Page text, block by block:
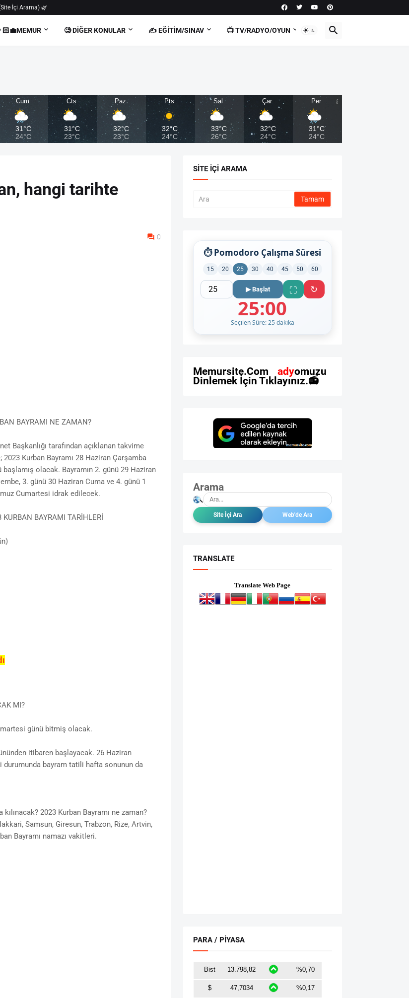
İçi Arama) 🌿
🧐 DIĞER KONULAR ✍️ EĞITIM/SINAV 📺 TV/RADYO/OYUN
Cum
31°C
24°C
Cts
31°C
23°C
Paz
32°C
23°C
Pts
32°C
24°C
Sal
33°C
26°C
Çar
32°C
24°C
Per
31°C
24°C
hangi tarihte
0
BAYRAMI NE ZAMAN?
Başkanlığı tarafından açıklanan takvime
2023 Kurban Bayramı 28 Haziran Çarşamba
başlamış olacak. Bayramın 2. günü 29 Haziran
3. günü 30 Haziran Cuma ve 4. günü 1
Cumartesi idrak edilecek.
KURBAN BAYRAMI TARİHLERİ
MI?
günü bitmiş olacak.
itibaren başlayacak. 26 Haziran
durumunda bayram tatili hafta sonunun da
2023 Kurban Bayramı ne zaman?
Samsun, Giresun, Trabzon, Rize, Artvin,
Bayramı namazı vakitleri.
SITE İÇI ARAMA
⏱ Pomodoro Çalışma Süresi
15 20 25 30 40 45 50 60
▶ Başlat ⛶ ↻
25:00
Seçilen Süre: 25 dakika
Memursite.Com adyomuzu
Din emek İçin Tı kl ayınız.
Arama
TRANSLATE
Translate Web Page
PARA / PİYASA